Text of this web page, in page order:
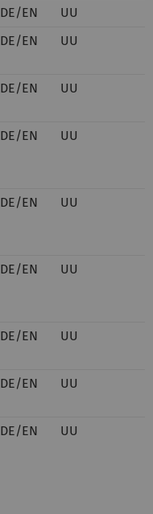
DE/EN
UU
DE/EN UU
DE/EN UU
DE/EN UU
DE/EN UU
DE/EN UU
DE/EN UU
DE/EN UU
DE/EN UU